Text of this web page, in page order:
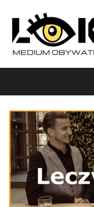
content